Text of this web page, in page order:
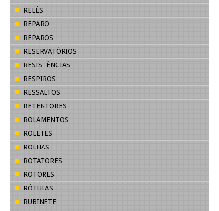
RELÉS
REPARO
REPAROS
RESERVATÓRIOS
RESISTÊNCIAS
RESPIROS
RESSALTOS
RETENTORES
ROLAMENTOS
ROLETES
ROLHAS
ROTATORES
ROTORES
RÓTULAS
RUBINETE